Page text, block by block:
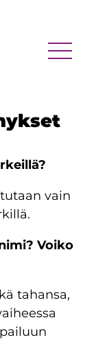
vain
Voiko
tahansa,